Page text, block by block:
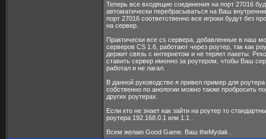
Теперь все входящие соединения на порт 27016
автоматически перебрасываться на Ваш
порт 27016 соответственно все игроки будут без
на сервер.
Практически все cs сервера, добавленные в наш
серверов CS 1.6, работают через роутер, так как
держит связь с интернетом и не теряет пакеты.
ставить сервер именно за роутером, чтобы Ваш
работал и не лагал.
В данной руководстве я привел пример для
собственно по анологии можно также пробросить
других роутерах.
Если кто не знает как зайти на роутер то
роутера 192.168.0.1 или 1.1 .
Всем желаю Good Game. Ваш theMydak .